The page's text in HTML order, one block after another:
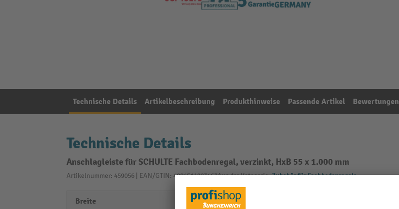
Technische Details Artikelbeschreibung Produkthinweise Passende Artikel Bewertungen
Technische Details
Anschlagleiste für SCHULTE Fachbodenregal, verzinkt, HxB 55 x 1.000 mm
Artikelnummer: 459056 | EAN/GTIN: 4004514223463Aus der Kategorie:Zubehör für Fachbodenregale
Breite 1000 mm